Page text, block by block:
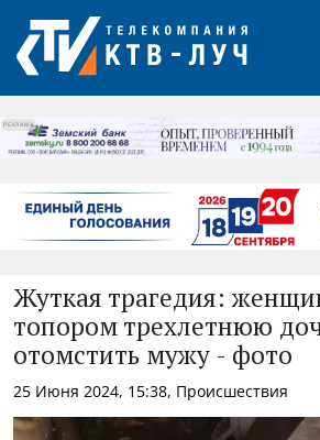
РЕКЛАМА
Жуткая трагедия:
топором трехлетнюю
отомстить мужу - фото
25 Июня 2024, 15:38, Происшествия